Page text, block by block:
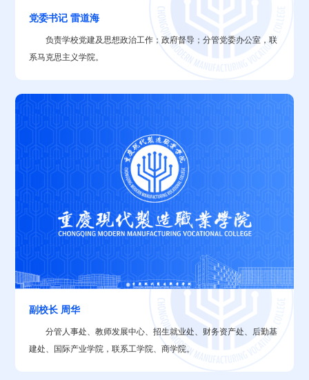
党委书记 雷道海
​负责学校党建及思想政治工作；政府督导；分管党委办公室，联
系马克思主义学院。
副校长 周华
​分管人事处、教师发展中心、招生就业处、财务资产处、后勤基
建处、国际产业学院，联系工学院、商学院。